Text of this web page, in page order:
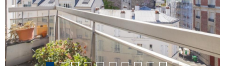
L'AGENCE
CONTACT